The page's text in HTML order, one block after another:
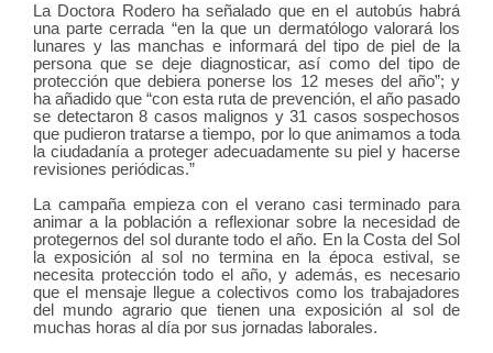
La Doctora Rodero ha señalado que en el autobús habrá
una parte cerrada “en la que un dermatólogo valorará los
lunares y las manchas e informará del tipo de piel de la
persona que se deje diagnosticar, así como del tipo de
protección que debiera ponerse los 12 meses del año”; y
ha añadido que “con esta ruta de prevención, el año pasado
se detectaron 8 casos malignos y 31 casos sospechosos
que pudieron tratarse a tiempo, por lo que animamos a toda
la ciudadanía a proteger adecuadamente su piel y hacerse
revisiones periódicas.”
La campaña empieza con el verano casi terminado para
animar a la población a reflexionar sobre la necesidad de
protegernos del sol durante todo el año. En la Costa del Sol
la exposición al sol no termina en la época estival, se
necesita protección todo el año, y además, es necesario
que el mensaje llegue a colectivos como los trabajadores
del mundo agrario que tienen una exposición al sol de
muchas horas al día por sus jornadas laborales.